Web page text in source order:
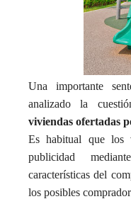
Una importante
analizado la
viviendas ofertadas
Es habitual que los
publicidad
características del
los posibles